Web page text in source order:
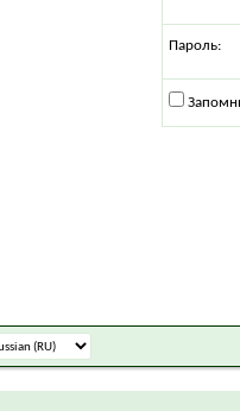
Пароль: